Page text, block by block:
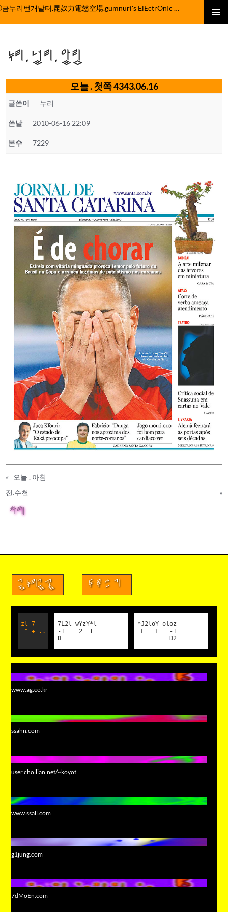
컨
뛰
기
ⓒ금누리번개날터.昆奴力電慈空場.gumnuri's ElEctrOnIc fActOrY
누리.널리.알림
오늘 . 첫쪽 4343.06.16
글쓴이 누리
쓴날 2010-06-16 22:09
본수 7229
«
오늘 . 아침
전.수천
»
차례
금누리글꼴 두루쓰기
zl 7
^ + ..
7L2l wYzY*l
-T 2 T
D
*J2loY oloz
L L -T
D2
www.ag.co.kr
ssahn.com
user.chollian.net/~koyot
www.ssall.com
g1jung.com
7dMoEn.com